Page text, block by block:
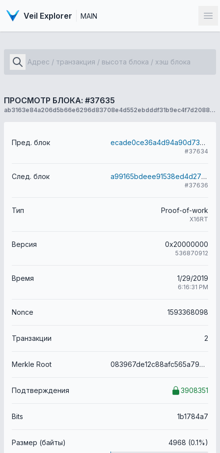
Veil Explorer MAIN
ПРОСМОТР БЛОКА: #37635
ab3163e84a206d5b66e6296d83708e4d552ebdddf31b9ec4f7d20887aca4f2c3
Пред. блок ecade0ce36a4d94a90d73dbb6f67f869700582c633733d7d27a504419459684d
#37634
След. блок a99165bdeee91538ed4d2761a3f84c6a11cf80db4405713bc4cb3339e26150e9
#37636
Тип Proof-of-work
X16RT
Версия 0x20000000
536870912
Время 1/29/2019
6:16:31 PM
Nonce 1593368098
Транзакции 2
Merkle Root 083967de12c88afc565a79718126af1696d4154d39ec9c3faa6fef64b5170afe
Подтверждения 3908351
Bits 1b1784a7
Размер (байты) 4968 (0.1%)